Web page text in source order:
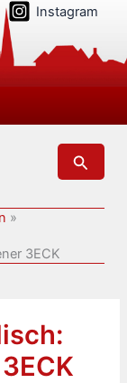
Instagram
Suchen
3ECK